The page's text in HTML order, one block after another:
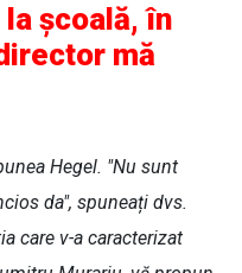
școală, în
mă
Hegel. "Nu sunt
da", spuneați dvs.
care v-a caracterizat